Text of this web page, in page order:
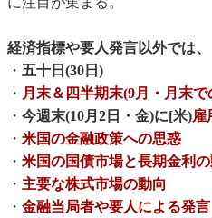
経済指標や要人発言以外では、
・ 五十日(30日)
・ 月末＆四半期末(9月・月末
・ 今週末(10月2日・金)に[米)雇
・ 米国の金融政策への思惑
・ 米国の国債市場と長期金利の
・ 主要な株式市場の動向
・ 金融当局者や要人による発言